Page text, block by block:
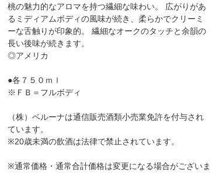
桃の魅力的なアロマを持つ繊細な味わい。 広がりがあ
るミディアムボディの風味が続き、柔らかでクリーミ
ーな舌触りが印象的。 繊細なオークのタッチと余韻の
長い後味が続きます。
◎アメリカ
●各７５０ｍｌ
※ＦＢ＝フルボディ
（株）ベルーナは通信販売酒類小売業免許を付与され
ています。
※20歳未満の飲酒は法律で禁止されています。
※通常価格・通常合計価格は変更になる場合がございま